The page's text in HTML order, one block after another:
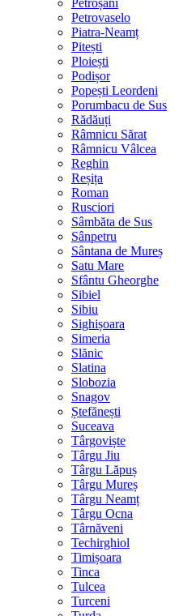
Petroșani
Petrovaselo
Piatra-Neamț
Pitești
Ploiești
Podișor
Popești Leordeni
Porumbacu de Sus
Rădăuți
Râmnicu Sărat
Râmnicu Vâlcea
Reghin
Reșița
Roman
Rusciori
Sâmbăta de Sus
Sânpetru
Sântana de Mureș
Satu Mare
Sfântu Gheorghe
Sibiel
Sibiu
Sighișoara
Simeria
Slănic
Slatina
Slobozia
Snagov
Ștefănești
Suceava
Târgoviște
Târgu Jiu
Târgu Lăpuș
Târgu Mureș
Târgu Neamț
Târgu Ocna
Târnăveni
Techirghiol
Timișoara
Tinca
Tulcea
Turceni